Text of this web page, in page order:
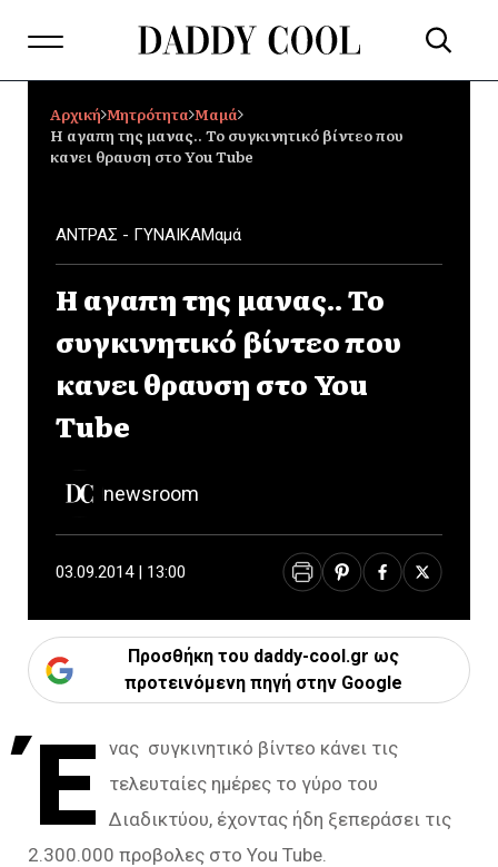
Αρχική Μητρότητα Μαμά
Η αγαπη της μανας.. Το συγκινητικό βίντεο που
κανει θραυση στο You Tube
ΑΝΤΡΑΣ - ΓΥΝΑΙΚΑΜαμά
Η αγαπη της μανας.. Το
συγκινητικό βίντεο που
κανει θραυση στο You
Tube
newsroom
03.09.2014 | 13:00
Προσθήκη του daddy-cool.gr ως
προτεινόμενη πηγή στην Google
Έ
νας συγκινητικό βίντεο κάνει τις
τελευταίες ημέρες το γύρο του
Διαδικτύου, έχοντας ήδη ξεπεράσει τις
2.300.000 προβολες στο You Tube.